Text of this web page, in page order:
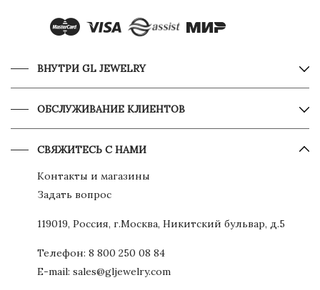
ВНУТРИ GL JEWELRY
ОБСЛУЖИВАНИЕ КЛИЕНТОВ
СВЯЖИТЕСЬ С НАМИ
Контакты и магазины
Задать вопрос
119019, Россия, г.Москва, Никитский бульвар, д.5
Телефон: 8 800 250 08 84
E-mail: sales@gljewelry.com